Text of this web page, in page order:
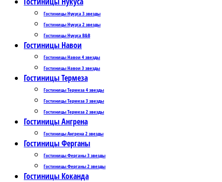
Гостиницы Нукуса 3 звезды
Гостиницы Нукуса 2 звезды
Гостиницы Нукуса B&B
Гостиницы Навои
Гостиницы Навои 4 звезды
Гостиницы Навои 3 звезды
Гостиницы Термеза
Гостиницы Термеза 4 звезды
Гостиницы Термеза 3 звезды
Гостиницы Термеза 2 звезды
Гостиницы Ангрена
Гостиницы Ангрена 2 звезды
Гостиницы Ферганы
Гостиницы Ферганы 3 звезды
Гостиницы Ферганы 2 звезды
Гостиницы Коканда